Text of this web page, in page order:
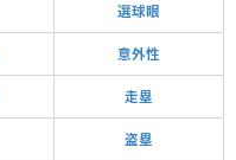
選球眼
意外性
走塁
盗塁